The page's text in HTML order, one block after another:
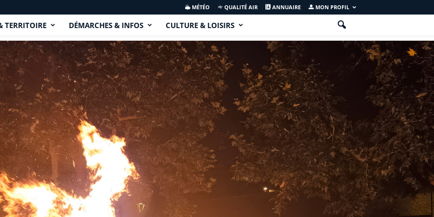
MÉTÉO QUALITÉ AIR ANNUAIRE MON PROFIL
TERRITOIRE DÉMARCHES & INFOS CULTURE & LOISIRS